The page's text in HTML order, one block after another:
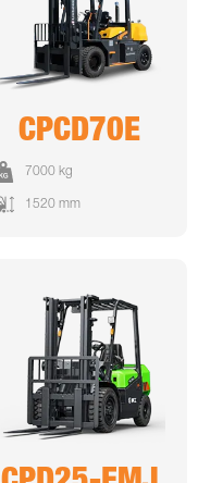
CPCD70E
7000 kg
1520 mm